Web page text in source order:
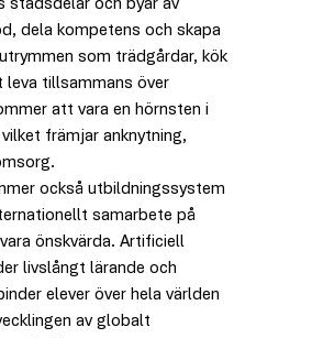
stadsdelar och byar av
dela kompetens och skapa
som trädgårdar, kök
tillsammans över
att vara en hörnsten i
främjar anknytning,
också utbildningssystem
samarbete på
önskvärda. Artificiell
livslångt lärande och
elever över hela världen
av globalt